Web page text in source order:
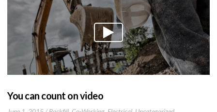
You can count on video